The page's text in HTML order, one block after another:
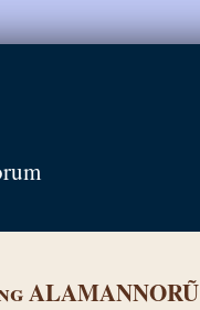
ALAMANNORŨ